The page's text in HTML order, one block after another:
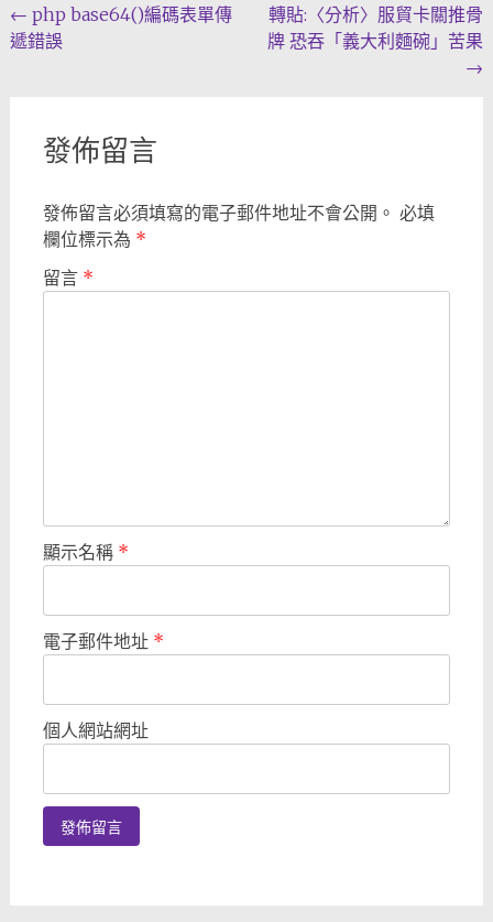
Post
navigation
← php base64()編碼表單傳
遞錯誤
轉貼:〈分析〉服貿卡關推骨
牌 恐吞「義大利麵碗」苦果
→
發佈留言
發佈留言必須填寫的電子郵件地址不會公開。 必填
欄位標示為 *
留言 *
顯示名稱 *
電子郵件地址 *
個人網站網址